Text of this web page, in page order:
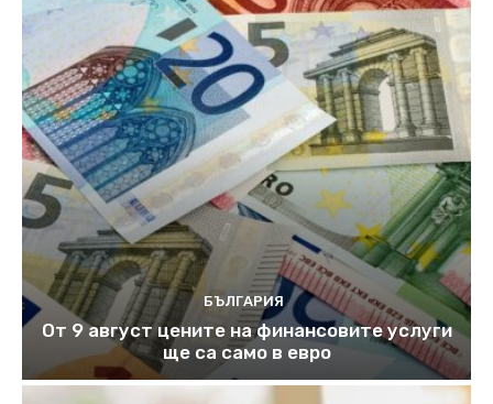
БЪЛГАРИЯ
От 9 август цените на финансовите услуги
ще са само в евро